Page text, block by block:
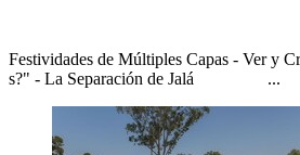
Festividades de Múltiples Capas - Ver y
s?" - La Separación de Jalá ...